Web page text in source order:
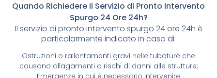
Quando Richiedere il Servizio di Pronto Intervento
Spurgo 24 Ore 24h?
Il servizio di pronto intervento spurgo 24 ore 24h è
particolarmente indicato in caso di:
Ostruzioni o rallentamenti gravi nelle tubature che
causano allagamenti o rischi di danni alle strutture;